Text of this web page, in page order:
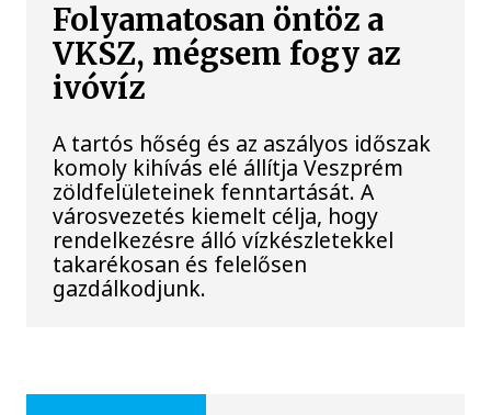
Folyamatosan öntöz a
VKSZ, mégsem fogy az
ivóvíz
A tartós hőség és az aszályos időszak
komoly kihívás elé állítja Veszprém
zöldfelületeinek fenntartását. A
városvezetés kiemelt célja, hogy
rendelkezésre álló vízkészletekkel
takarékosan és felelősen
gazdálkodjunk.